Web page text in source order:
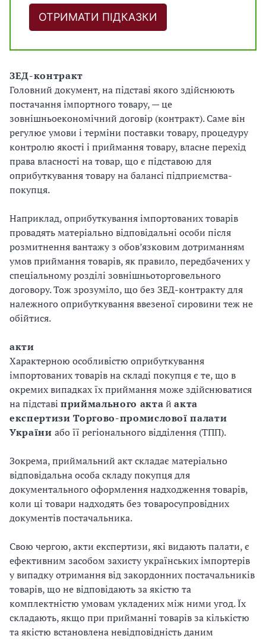
ОТРИМАТИ ПІДКАЗКИ
ЗЕД-контракт
Головний документ, на підставі якого здійснюють
постачання імпортного товару, — це
зовнішньоекономічний договір (контракт). Саме він
регулює умови і терміни поставки товару, процедуру
контролю якості і приймання товару, власне перехід
права власності на товар, що є підставою для
оприбуткування товару на балансі підприємства-
покупця.
Наприклад, оприбуткування імпортованих товарів
провадять матеріально відповідальні особи після
розмитнення вантажу з обов’язковим дотриманням
умов приймання товарів, як правило, передбачених у
спеціальному розділі зовнішньоторговельного
договору. Тож зрозуміло, що без ЗЕД-контракту для
належного оприбуткування ввезеної сировини теж не
обійтися.
акти
Характерною особливістю оприбуткування
імпортованих товарів на складі покупця є те, що в
окремих випадках їх приймання може здійснюватися
на підставі приймального актайакта
експертизи Торгово-промислової палати
України або її регіонального відділення (ТПП).
Зокрема, приймальний акт складає матеріально
відповідальна особа складу покупця для
документального оформлення надходження товарів,
коли ці товари надходять без товаросупровідних
документів постачальника.
Свою чергою, акти експертизи, які видають палати, є
ефективним засобом захисту українських імпортерів
у випадку отримання від закордонних постачальників
товарів, що не відповідають за якістю та
комплектністю умовам укладених між ними угод. Їх
складають, якщо при прийманні товарів за кількістю
та якістю встановлена невідповідність даним